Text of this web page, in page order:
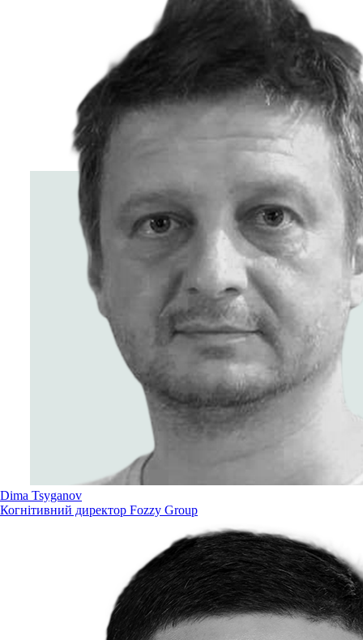
Dima Tsyganov
Когнітивний директор Fozzy Group